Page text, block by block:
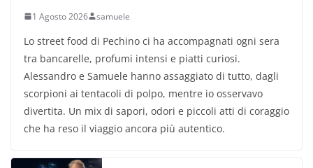
1 Agosto 2026 samuele
Lo street food di Pechino ci ha accompagnati ogni sera
tra bancarelle, profumi intensi e piatti curiosi.
Alessandro e Samuele hanno assaggiato di tutto, dagli
scorpioni ai tentacoli di polpo, mentre io osservavo
divertita. Un mix di sapori, odori e piccoli atti di coraggio
che ha reso il viaggio ancora più autentico.